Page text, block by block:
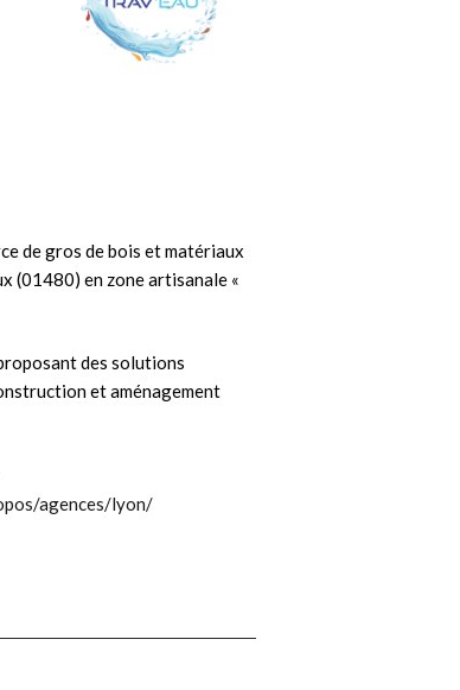
de gros de bois et matériaux
(01480) en zone artisanale «
des solutions
et aménagement
agences/lyon/